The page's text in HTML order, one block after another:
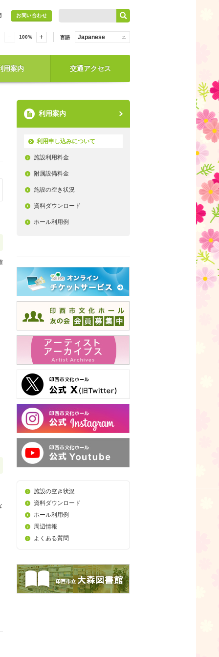
お問い合わせ
100% 言語 Japanese
用案内 交通アクセス
利用案内
利用申し込みについて
施設利用料金
附属設備料金
施設の空き状況
資料ダウンロード
ホール利用例
施設の空き状況
資料ダウンロード
ホール利用例
周辺情報
よくある質問